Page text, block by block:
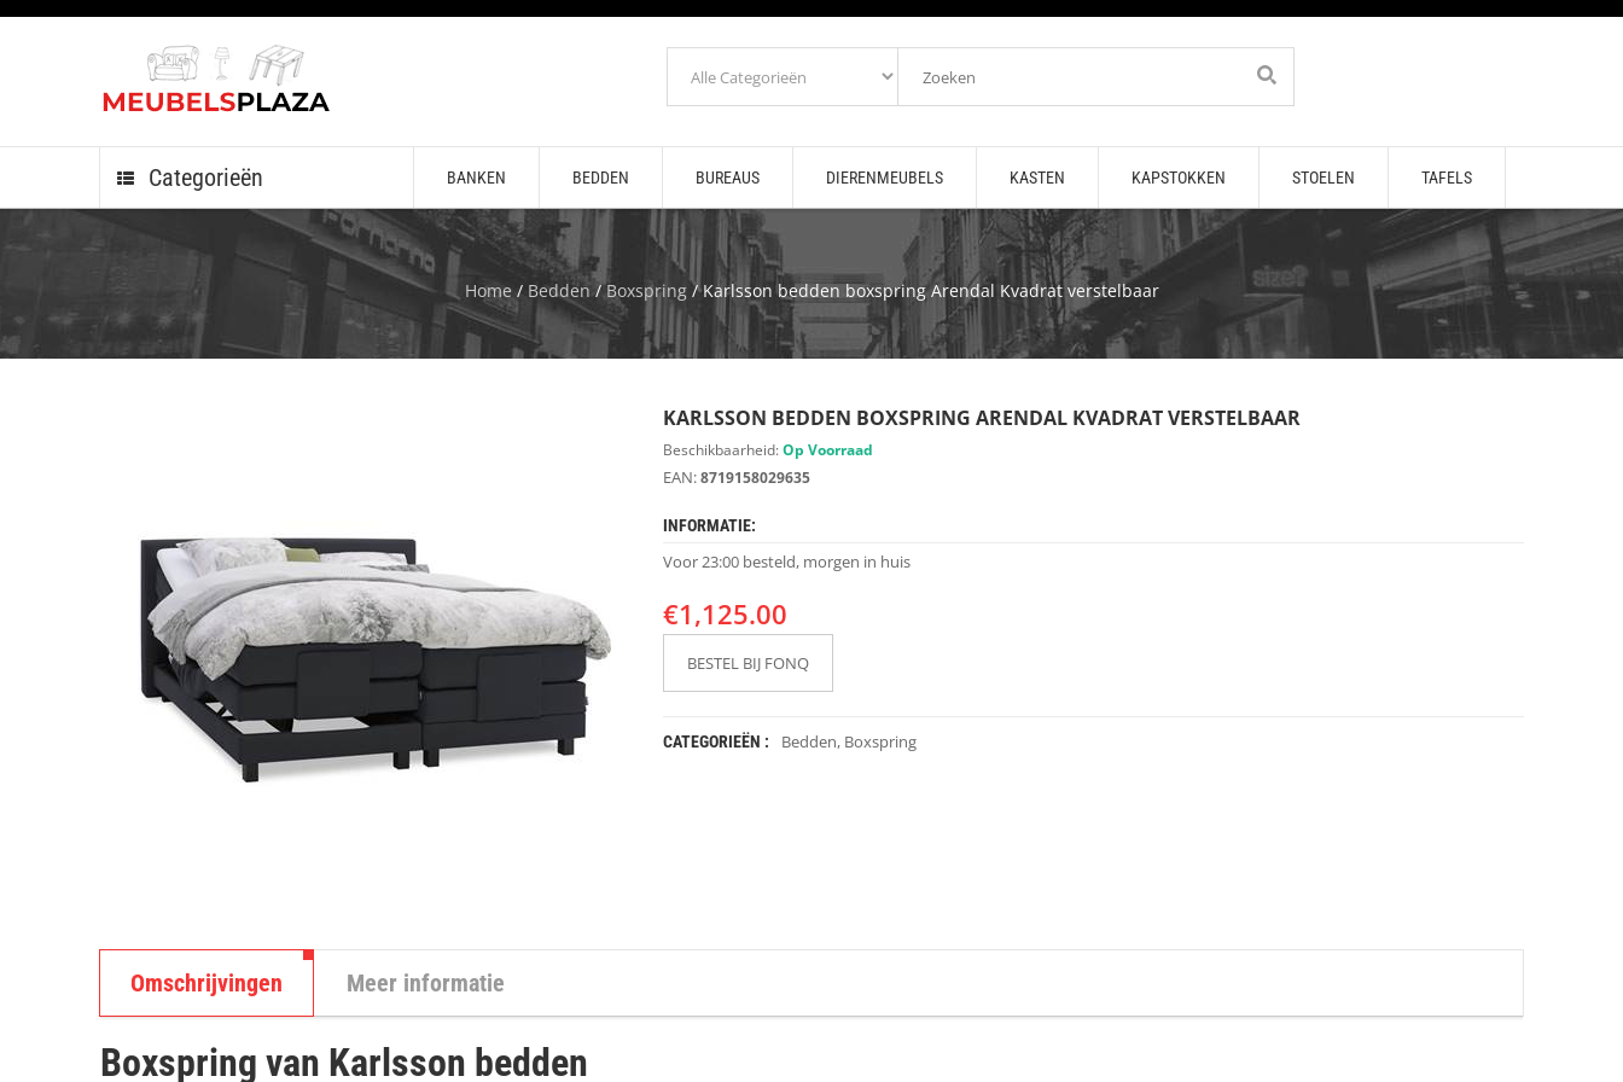
Categorieën BANKEN BEDDEN BUREAUS DIERENMEUBELS KASTEN KAPSTOKKEN STOELEN TAFELS
Home/ Bedden/Boxspring/ Karlsson bedden boxspring Arendal Kvadrat verstelbaar
KARLSSON BEDDEN BOXSPRING ARENDAL KVADRAT VERSTELBAAR
Beschikbaarheid:Op Voorraad
EAN:8719158029635
INFORMATIE:
Voor 23:00 besteld, morgen in huis
€1,125.00
BESTEL BIJ FONQ
CATEGORIEËN : Bedden, Boxspring
Omschrijvingen Meer informatie
Boxspring van Karlsson bedden